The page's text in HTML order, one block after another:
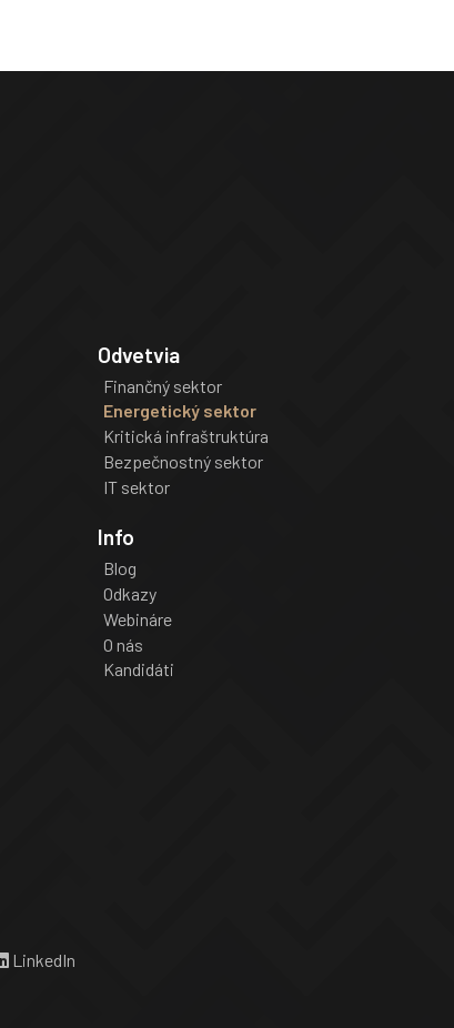
Odvetvia
Finančný sektor
Energetický sektor
Kritická infraštruktúra
Bezpečnostný sektor
IT sektor
Info
Blog
Odkazy
Webináre
O nás
Kandidáti
LinkedIn